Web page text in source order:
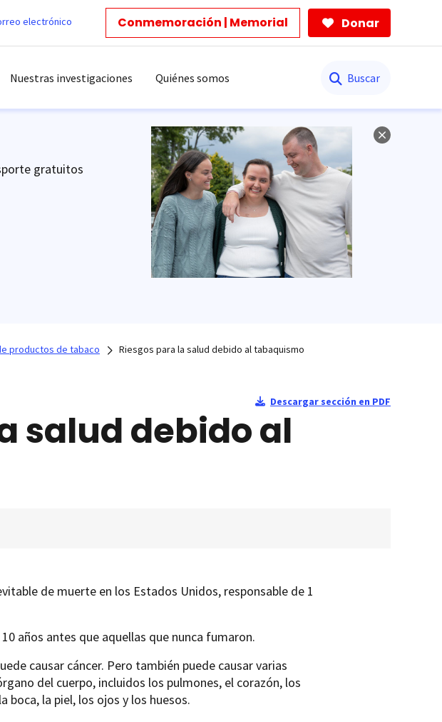
electrónico Conmemoración | Memorial Donar
Nuestras investigaciones Quiénes somos
gratuitos
productos de tabaco Riesgos para la salud debido al tabaquismo
Descargar sección en PDF
salud debido al
de muerte en los Estados Unidos, responsable de 1
años antes que aquellas que nunca fumaron.
causar cáncer. Pero también puede causar varias
del cuerpo, incluidos los pulmones, el corazón, los
boca, la piel, los ojos y los huesos.